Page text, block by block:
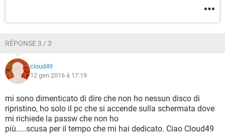
RÉPONSE 3 / 3
cloud49
12 gen 2016 à 17:19
mi sono dimenticato di dire che non ho nessun disco di
ripristino, ho solo il pc che si accende sulla schermata dove
mi richiede la passw che non ho
più.....scusa per il tempo che mi hai dedicato. Ciao Cloud49